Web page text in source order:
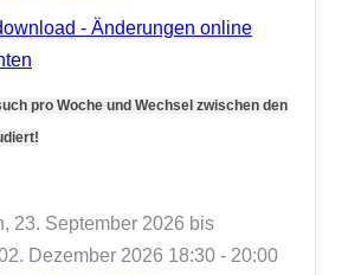
- Änderungen online
pro Woche und Wechsel zwischen den
23. September 2026 bis
Dezember 2026 18:30 - 20:00